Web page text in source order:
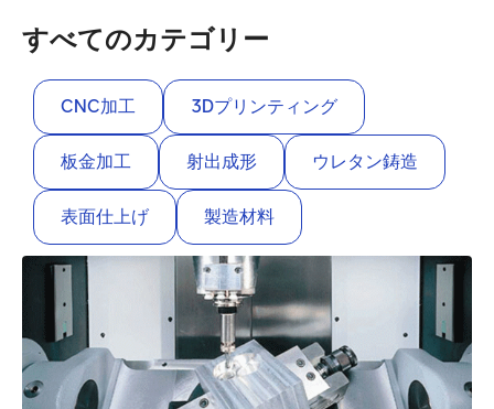
CNC加工 3Dプリンティング
板金加工 射出成形 ウレタン鋳造
表面仕上げ 製造材料
すべてのカテゴリー